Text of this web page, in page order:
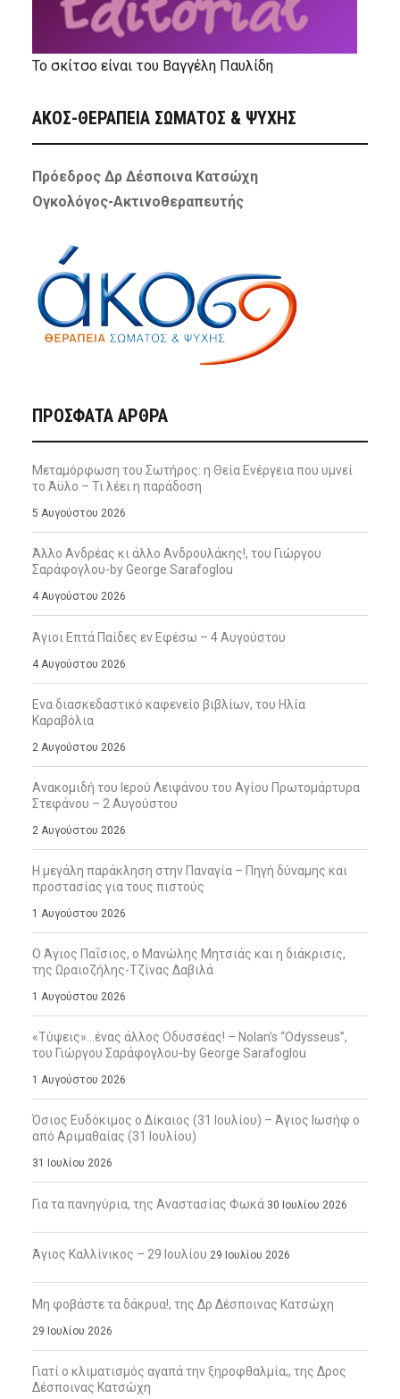
Το σκίτσο είναι του Βαγγέλη Παυλίδη
ΑΚΟΣ-ΘΕΡΑΠΕΙΑ ΣΩΜΑΤΟΣ & ΨΥΧΗΣ
Πρόεδρος Δρ Δέσποινα Κατσώχη
Ογκολόγος-Ακτινοθεραπευτής
ΠΡΌΣΦΑΤΑ ΆΡΘΡΑ
Μεταμόρφωση του Σωτήρος: η Θεία Ενέργεια που υμνεί
το Άϋλο – Τι λέει η παράδοση
5 Αυγούστου 2026
Άλλο Ανδρέας κι άλλο Ανδρουλάκης!, του Γιώργου
Σαράφογλου-by George Sarafoglou
4 Αυγούστου 2026
Άγιοι Επτά Παίδες εν Εφέσω – 4 Αυγούστου
4 Αυγούστου 2026
Ενα διασκεδαστικό καφενείο βιβλίων, του Ηλία
Καραβόλια
2 Αυγούστου 2026
Ανακομιδή του Ιερού Λειψάνου του Αγίου Πρωτομάρτυρα
Στεφάνου – 2 Αυγούστου
2 Αυγούστου 2026
Η μεγάλη παράκληση στην Παναγία – Πηγή δύναμης και
προστασίας για τους πιστούς
1 Αυγούστου 2026
Ο Άγιος Παΐσιος, ο Μανώλης Μητσιάς και η διάκρισις,
της Ωραιοζήλης-Τζίνας Δαβιλά
1 Αυγούστου 2026
«Τύψεις»…ένας άλλος Οδυσσέας! – Nolan’s “Odysseus”,
του Γιώργου Σαράφογλου-by George Sarafoglou
1 Αυγούστου 2026
Όσιος Ευδόκιμος ο Δίκαιος (31 Ιουλίου) – Άγιος Ιωσήφ ο
από Αριμαθαίας (31 Ιουλίου)
31 Ιουλίου 2026
Για τα πανηγύρια, της Αναστασίας Φωκά 30 Ιουλίου 2026
Άγιος Καλλίνικος – 29 Ιουλίου 29 Ιουλίου 2026
Μη φοβάστε τα δάκρυα!, της Δρ Δέσποινας Κατσώχη
29 Ιουλίου 2026
Γιατί ο κλιματισμός αγαπά την ξηροφθαλμία;, της Δρος
Δέσποινας Κατσώχη